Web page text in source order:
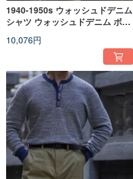
1940-1950s ウォッシュドデニム
シャツ ウォッシュドデニム ボタ
クス
10,076円